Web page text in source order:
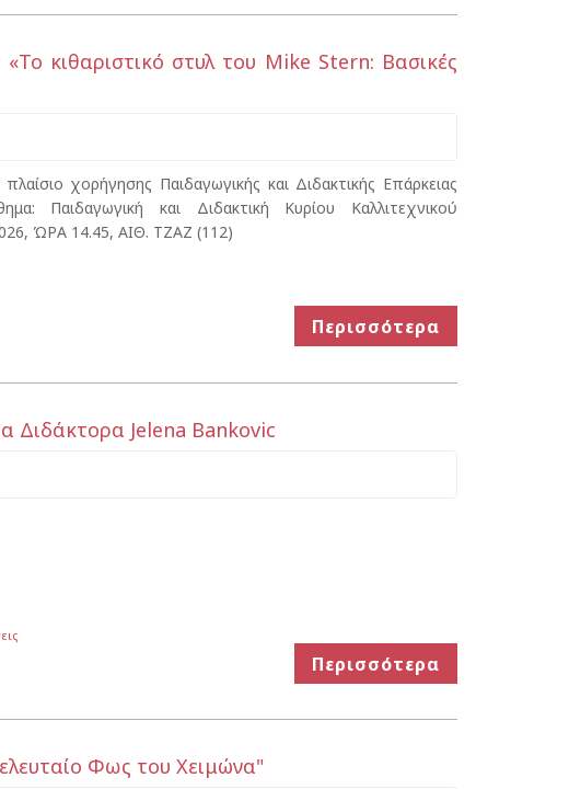
κιθαριστικό στυλ του Mike Stern: Βασικές
χορήγησης Παιδαγωγικής και Διδακτικής Επάρκειας
Παιδαγωγική και Διδακτική Κυρίου Καλλιτεχνικού
ΏΡΑ 14.45, ΑΙΘ. ΤΖΑΖ (112)
Περισσότερα
Διδάκτορα Jelena Bankovic
Περισσότερα
Φως του Χειμώνα"